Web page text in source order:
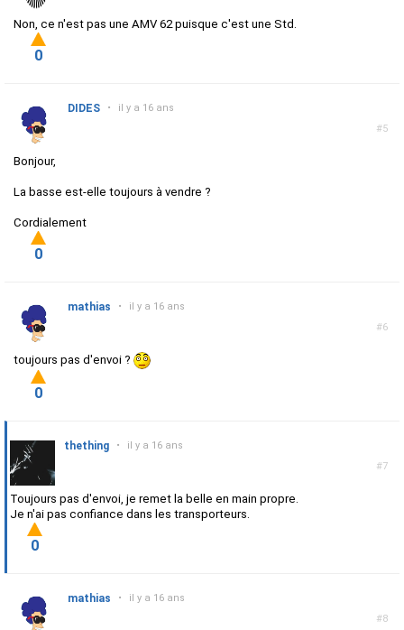
Non, ce n'est pas une AMV 62 puisque c'est une Std.
0
#5
DIDES • il y a 16 ans
Bonjour,
La basse est-elle toujours à vendre ?
Cordialement
0
#6
mathias • il y a 16 ans
toujours pas d'envoi ?
0
#7
thething • il y a 16 ans
Toujours pas d'envoi, je remet la belle en main propre.
Je n'ai pas confiance dans les transporteurs.
0
#8
mathias • il y a 16 ans